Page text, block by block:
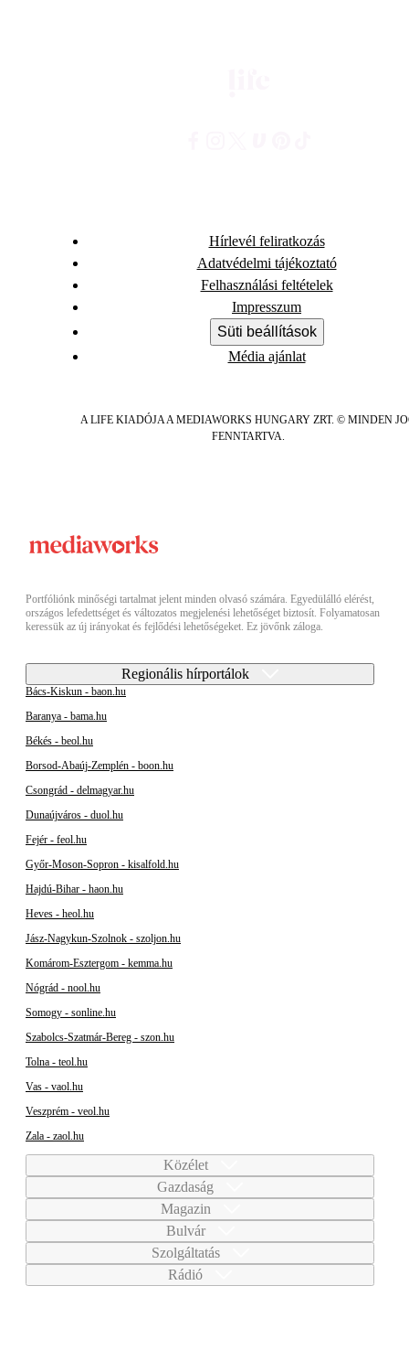
Hírlevél feliratkozás
Adatvédelmi tájékoztató
Felhasználási feltételek
Impresszum
Süti beállítások
Média ajánlat
A LIFE KIADÓJA A MEDIAWORKS HUNGARY ZRT. © MINDEN
FENNTARTVA.
Portfóliónk minőségi tartalmat jelent minden olvasó számára. Egyedülálló elérést,
országos lefedettséget és változatos megjelenési lehetőséget biztosít. Folyamatosan
keressük az új irányokat és fejlődési lehetőségeket. Ez jövőnk záloga.
Regionális hírportálok
Bács-Kiskun - baon.hu
Baranya - bama.hu
Békés - beol.hu
Borsod-Abaúj-Zemplén - boon.hu
Csongrád - delmagyar.hu
Dunaújváros - duol.hu
Fejér - feol.hu
Győr-Moson-Sopron - kisalfold.hu
Hajdú-Bihar - haon.hu
Heves - heol.hu
Jász-Nagykun-Szolnok - szoljon.hu
Komárom-Esztergom - kemma.hu
Nógrád - nool.hu
Somogy - sonline.hu
Szabolcs-Szatmár-Bereg - szon.hu
Tolna - teol.hu
Vas - vaol.hu
Veszprém - veol.hu
Zala - zaol.hu
Közélet
Gazdaság
Magazin
Bulvár
Szolgáltatás
Rádió